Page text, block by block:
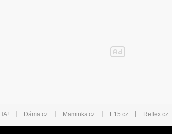
| Dáma.cz | Maminka.cz | E15.cz | Reflex.cz